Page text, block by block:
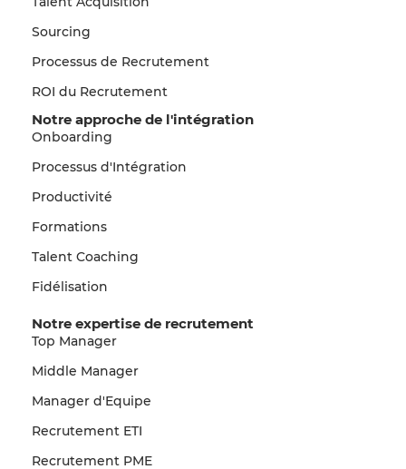
Sourcing
Processus de Recrutement
ROI du Recrutement
Notre approche de l'intégration
Onboarding
Processus d'Intégration
Productivité
Formations
Talent Coaching
Fidélisation
Notre expertise de recrutement
Top Manager
Middle Manager
Manager d'Equipe
Recrutement ETI
Recrutement PME